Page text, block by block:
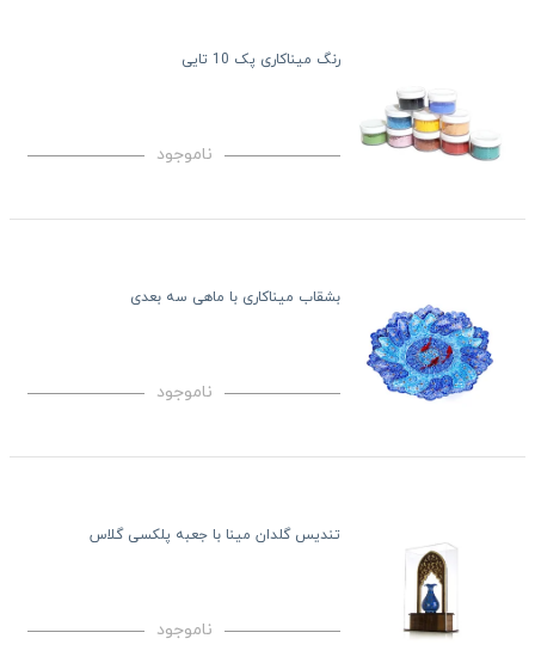
رنگ میناکاری پک 10 تایی
ناموجود
بشقاب میناکاری با ماهی سه بعدی
ناموجود
تندیس گلدان مینا با جعبه پلکسی گلاس
ناموجود